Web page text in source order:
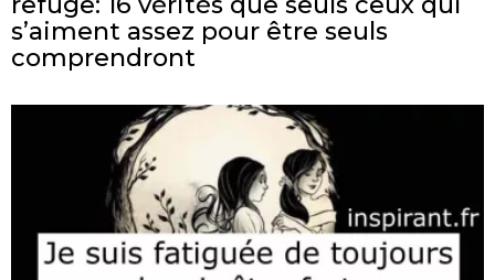
s’aiment assez pour être seuls
comprendront